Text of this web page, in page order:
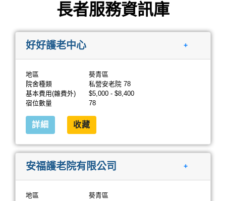
長者服務資訊庫
好好護老中心 +
地區
葵青區
院舍種類
私營安老院 78
基本費用(雜費外)
$5,000 - $8,400
宿位數量
78
詳細 收藏
安福護老院有限公司 +
地區
葵青區